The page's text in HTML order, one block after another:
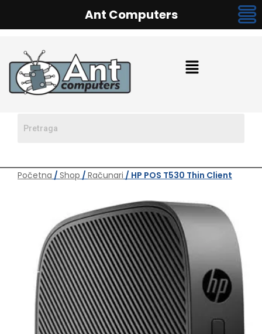
Početna / Shop / Računari / HP POS T530 Thin Client
Ant Computers